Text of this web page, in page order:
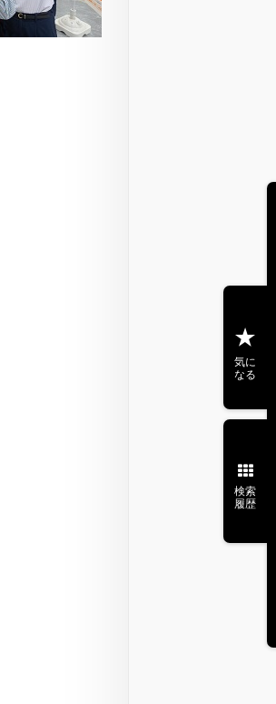
気に
なる
検索
履歴